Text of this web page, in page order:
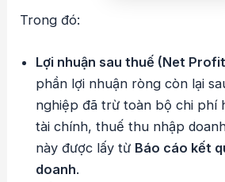
Trong đó:
Lợi nhuận sau thuế (Net
phần lợi nhuận ròng còn lại
nghiệp đã trừ toàn bộ chi phí
tài chính, thuế thu nhập
này được lấy từ Báo cáo kết
doanh.